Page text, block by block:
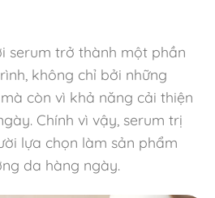
serum trở thành một phần
không chỉ bởi những
còn vì khả năng cải thiện
Chính vì vậy, serum trị
lựa chọn làm sản phẩm
da hàng ngày.